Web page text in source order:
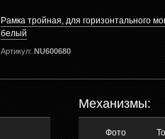
Рамка тройная, для горизонтального
белый
Артикул: NU600680
Механизмы:
Фото